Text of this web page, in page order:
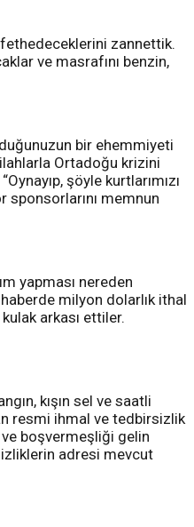
fethedeceklerini zannettik.
ve masrafını benzin,
bir ehemmiyeti
Ortadoğu krizini
şöyle kurtlarımızı
sponsorlarını memnun
yapması nereden
milyon dolarlık ithal
arkası ettiler.
kışın sel ve saatli
resmi ihmal ve tedbirsizlik
ve boşvermeşliği gelin
adresi mevcut